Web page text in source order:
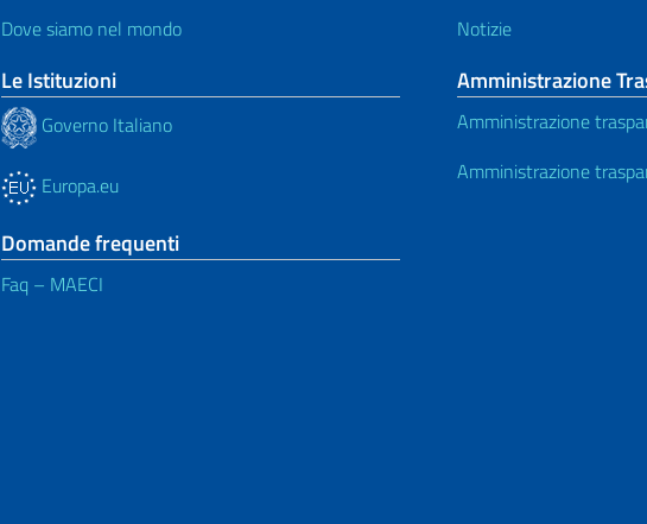
Dove siamo nel mondo
Le Istituzioni
Governo Italiano
Europa.eu
Domande frequenti
Faq – MAECI
Notizie
Amministrazione
Amministrazione
Amministrazione